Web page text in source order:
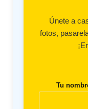
Únete a
fotos,
Tu